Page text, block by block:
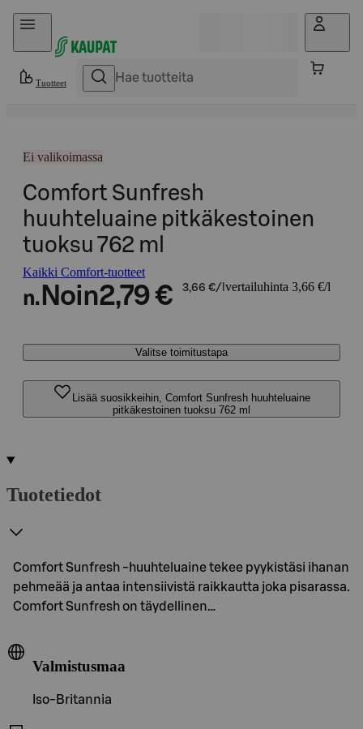
Hyppää sisältöön
Tuotteet
Ei valikoimassa
Comfort Sunfresh
huuhteluaine pitkäkestoinen
tuoksu 762 ml
Kaikki Comfort-tuotteet
n. Noin2,79 € 3,66 €/l vertailuhinta 3,66 €/l
Valitse toimitustapa
Lisää suosikkeihin, Comfort Sunfresh huuhteluaine
pitkäkestoinen tuoksu 762 ml
Tuotetiedot
Comfort Sunfresh -huuhteluaine tekee pyykistäsi ihanan
pehmeää ja antaa intensiivistä raikkautta joka pisarassa.
Comfort Sunfresh on täydellinen…
Valmistusmaa
Iso-Britannia